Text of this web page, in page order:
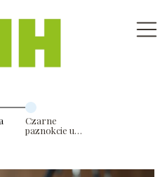
Czarne
paznokcie u
do lekarza?